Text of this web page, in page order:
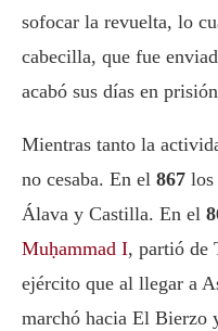
sofocar la revuelta, lo
cabecilla, que fue
acabó sus días en
Mientras tanto la
no cesaba. En el 867 los
Álava y Castilla. En el
Muḥammad I, partió de
ejército que al llegar a
marchó hacia El Bierzo